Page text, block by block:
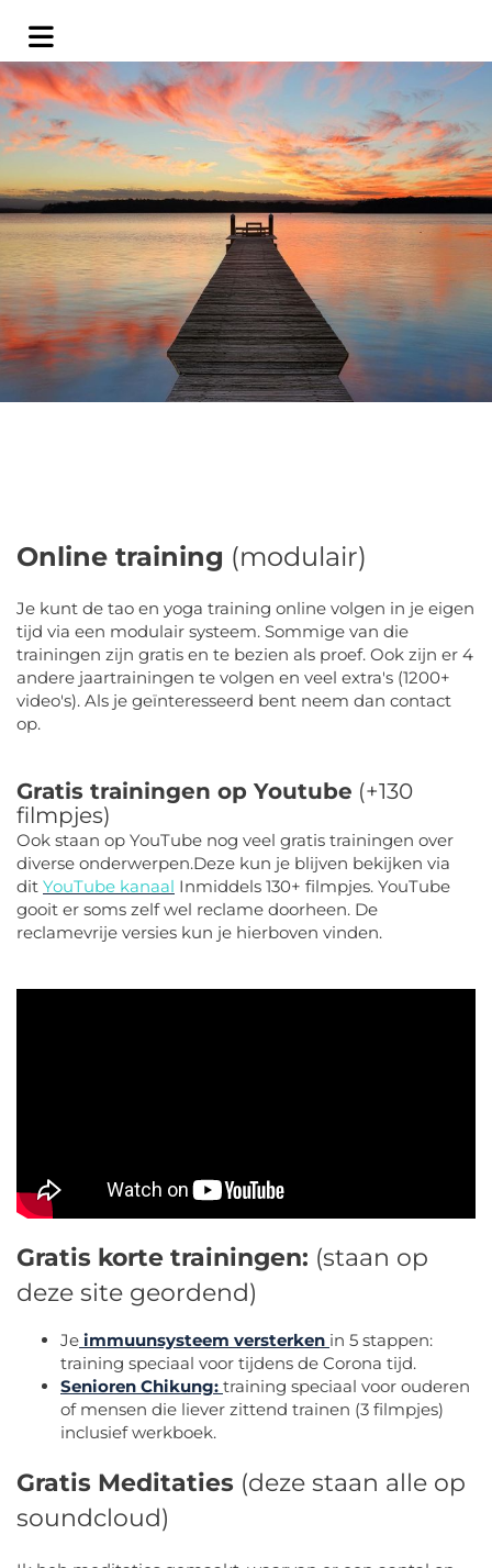
Online training (modulair)
Je kunt de tao en yoga training online volgen in je eigen
tijd via een modulair systeem. Sommige van die
trainingen zijn gratis en te bezien als proef. Ook zijn er 4
andere jaartrainingen te volgen en veel extra's (1200+
video's). Als je geïnteresseerd bent neem dan contact
op.
Gratis trainingen op Youtube (+130
filmpjes)
Ook staan op YouTube nog veel gratis trainingen over
diverse onderwerpen.Deze kun je blijven bekijken via
dit YouTube kanaal Inmiddels 130+ filmpjes. YouTube
gooit er soms zelf wel reclame doorheen. De
reclamevrije versies kun je hierboven vinden.
Gratis korte trainingen: (staan op
deze site geordend)
Je immuunsysteem versterken in 5 stappen:
training speciaal voor tijdens de Corona tijd.
Senioren Chikung: training speciaal voor ouderen
of mensen die liever zittend trainen (3 filmpjes)
inclusief werkboek.
Gratis Meditaties (deze staan alle op
soundcloud)